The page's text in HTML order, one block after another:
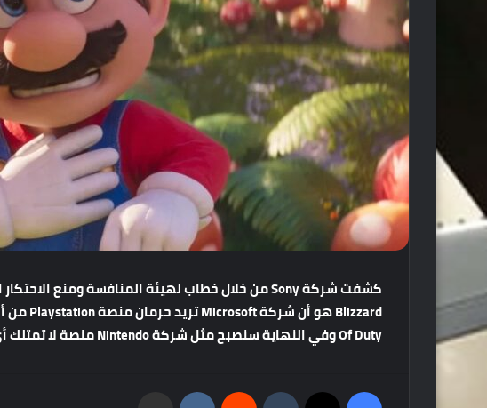
كشفتشركة منخلالخطابلهيئةالمنافسةومنعالاحتكار
BlizzardهوأنشركةMicrosoftتريدحرمانمنصة من
Of Dutyوفيالنهايةسنصبحمثلشركة منصةلاتمتلك